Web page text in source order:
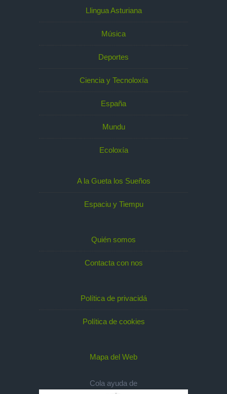
Llingua Asturiana
Música
Deportes
Ciencia y Tecnoloxía
España
Mundu
Ecoloxía
A la Gueta los Sueños
Espaciu y Tiempu
Quién somos
Contacta con nos
Política de privacidá
Política de cookies
Mapa del Web
Cola ayuda de